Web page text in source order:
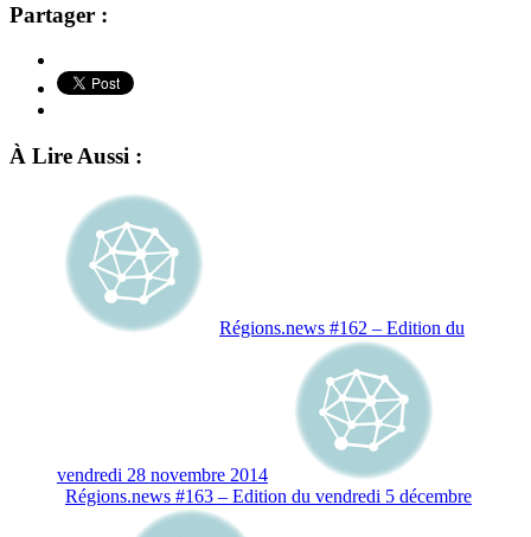
Partager :
À Lire Aussi :
Régions.news #162 – Edition du
vendredi 28 novembre 2014
Régions.news #163 – Edition du vendredi 5 décembre